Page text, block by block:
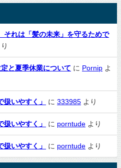
それは「髪の未来」を守るためで
と夏季休業について に Pornip よ
扱いやすく」 に 333985 より
扱いやすく」 に porntude より
扱いやすく」 に porntude より